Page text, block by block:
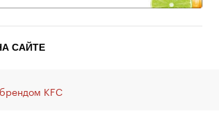
САЙТЕ
KFC